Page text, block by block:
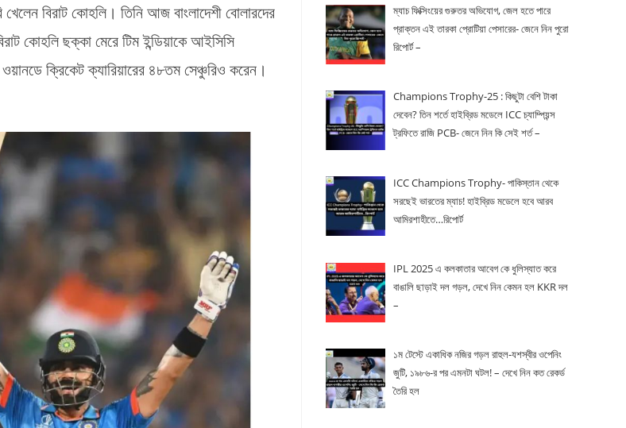
খেলেন বিরাট কোহলি। তিনি আজ বাংলাদেশী বোলারদের
কোহলি ছক্কা মেরে টিম ইন্ডিয়াকে আইসিসি
ক্রিকেট ক্যারিয়ারের ৪৮তম সেঞ্চুরিও করেন।
ম্যাচ ফিক্সিংয়ের গুরুতর অভিযোগ, জেল হতে পারে
প্রাক্তন এই তারকা প্রোটিয়া পেসারের- জেনে নিন পুরো
রিপোর্ট –
Champions Trophy-25 : কিছুটা বেশি টাকা
দেবেন? তিন শর্তে হাইব্রিড মডেলে ICC চ্যাম্পিয়ন্স
ট্রফিতে রাজি PCB- জেনে নিন কি সেই শর্ত –
ICC Champions Trophy- পাকিস্তান থেকে
সরছেই ভারতের ম্যাচ! হাইব্রিড মডেলে হবে আরব
আমিরশাহীতে…রিপোর্ট
IPL 2025 এ কলকাতার আবেগ কে ধুলিস্যাত করে
বাঙালি ছাড়াই দল গড়ল, দেখে নিন কেমন হল KKR দল
–
১ম টেস্টে একাধিক নজির গড়ল রাহুল-যশস্বীর ওপেনিং
জুটি, ১৯৮৬-র পর এমনটা ঘটল! – দেখে নিন কত রেকর্ড
তৈরি হল